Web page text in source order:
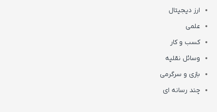
ارز دیجیتال
علمی
کسب و کار
وسائل نقلیه
بازی و سرگرمی
چند رسانه ای